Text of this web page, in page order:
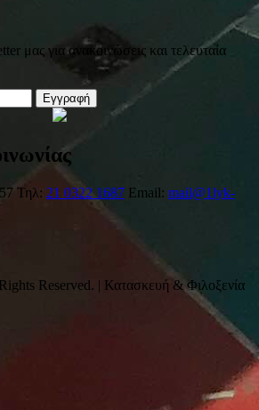
μας για ανακοινώσεις και τελευταία
Εγγραφή
Τηλ: 21 0322 1687 Email: mail@1lyk-
Reserved. | Κατασκευή & Φιλοξενία